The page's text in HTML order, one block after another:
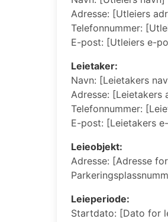
Adresse: [Utleiers
Telefonnummer:
E-post: [Utleiers e-
Leietaker:
Navn: [Leietakers
Adresse: [Leietakers
Telefonnummer:
E-post: [Leietakers
Leieobjekt:
Adresse: [Adresse
Leieperiode:
Startdato: [Dato for